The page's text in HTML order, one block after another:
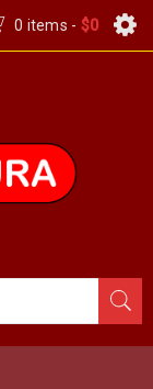
0 items - $0